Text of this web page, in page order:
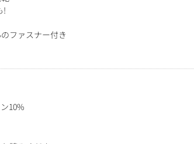
!
ファスナー付き
10%